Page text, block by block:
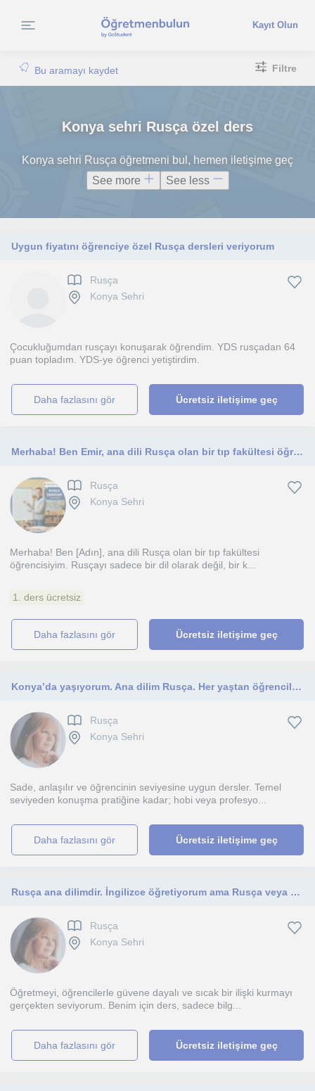
Kayıt Olun
Bu aramayı kaydet Filtre
Konya sehri Rusça özel ders
Konya sehri Rusça öğretmeni bul, hemen iletişime geç
See more
See less
Uygun fiyatını öğrenciye özel Rusça dersleri veriyorum
Rusça
Konya Sehri
Çocukluğumdan rusçayı konuşarak öğrendim. YDS rusçadan 64
puan topladım. YDS-ye öğrenci yetiştirdim.
daha fazlasını gör Ücretsiz iletişime geç
Merhaba! Ben Emir, ana dili Rusça olan bir tıp fakültesi öğrencisiyim. Rusçayı sadece bir dil olarak değil, bir kültür ve düşünm
Rusça
Konya Sehri
Merhaba! Ben [Adın], ana dili Rusça olan bir tıp fakültesi
öğrencisiyim. Rusçayı sadece bir dil olarak değil, bir k...
1. ders ücretsiz
daha fazlasını gör Ücretsiz iletişime geç
Konya’da yaşıyorum. Ana dilim Rusça. Her yaştan öğrencilere uygun.
Rusça
Konya Sehri
Sade, anlaşılır ve öğrencinin seviyesine uygun dersler. Temel
seviyeden konuşma pratiğine kadar; hobi veya profesyo...
daha fazlasını gör Ücretsiz iletişime geç
Rusça ana dilimdir. İngilizce öğretiyorum ama Rusça veya Ukraynaca öğretmek istiyorum. Öğrencilerimin yaş aralığı 10–50.
Rusça
Konya Sehri
Öğretmeyi, öğrencilerle güvene dayalı ve sıcak bir ilişki kurmayı
gerçekten seviyorum. Benim için ders, sadece bilg...
daha fazlasını gör Ücretsiz iletişime geç